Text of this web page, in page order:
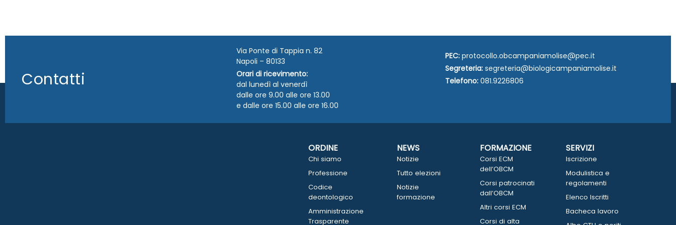
Contatti
Via Ponte di Tappia n. 82
Napoli – 80133
Orari di ricevimento:
dal lunedì al venerdì
dalle ore 9.00 alle ore 13.00
e dalle ore 15.00 alle ore 16.00
PEC: protocollo.obcampaniamolise@pec.it
Segreteria: segreteria@biologicampaniamolise.it
Telefono: 081.9226806
ORDINE
Chi siamo
Professione
Codice
deontologico
Amministrazione
Trasparente
NEWS
Notizie
Tutto elezioni
Notizie
formazione
FORMAZIONE
Corsi ECM
dell’OBCM
Corsi patrocinati
dall’OBCM
Altri corsi ECM
Corsi di alta
SERVIZI
Iscrizione
Modulistica e
regolamenti
Elenco Iscritti
Bacheca lavoro